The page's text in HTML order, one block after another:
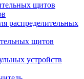
щитов
распределительных
щитов
устройств